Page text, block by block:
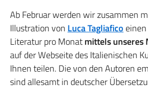
Ab Februar werden wir zusammen
Illustration von Luca Tagliafico
Literatur pro Monatmittels unseres
auf der Webseite des Italienischen
Ihnen teilen. Die von den Autoren
sind allesamt in deutscher